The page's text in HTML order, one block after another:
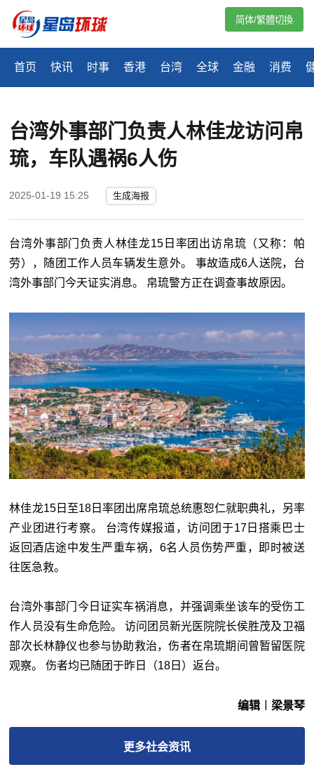
首页 快讯 时事 香港 台湾 全球 金融 消费
简体/繁體切換
台湾外事部门负责人林佳龙访问帛
琉，车队遇祸6人伤
2025-01-19 15:25 生成海报
台湾外事部门负责人林佳龙15日率团出访帛琉（又称：帕
劳），随团工作人员车辆发生意外。 事故造成6人送院，台
湾外事部门今天证实消息。 帛琉警方正在调查事故原因。
林佳龙15日至18日率团出席帛琉总统惠恕仁就职典礼，另率
产业团进行考察。 台湾传媒报道，访问团于17日搭乘巴士
返回酒店途中发生严重车祸，6名人员伤势严重，即时被送
往医急救。
台湾外事部门今日证实车祸消息，并强调乘坐该车的受伤工
作人员没有生命危险。 访问团员新光医院院长侯胜茂及卫福
部次长林静仪也参与协助救治，伤者在帛琉期间曾暂留医院
观察。 伤者均已随团于昨日（18日）返台。
编辑︱梁景琴
更多社会资讯